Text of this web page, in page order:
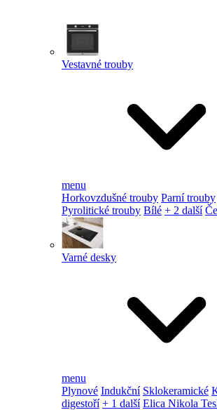
Vestavné trouby
menu
Horkovzdušné trouby Parní trouby
Pyrolitické trouby Bílé + 2 další
Varné desky
menu
Plynové Indukční Sklokeramické
digestoří + 1 další Elica Nikola